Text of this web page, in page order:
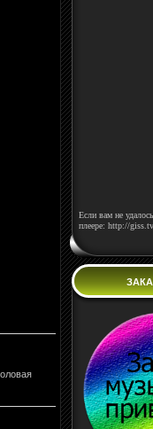
Если вам не
плеере: http://